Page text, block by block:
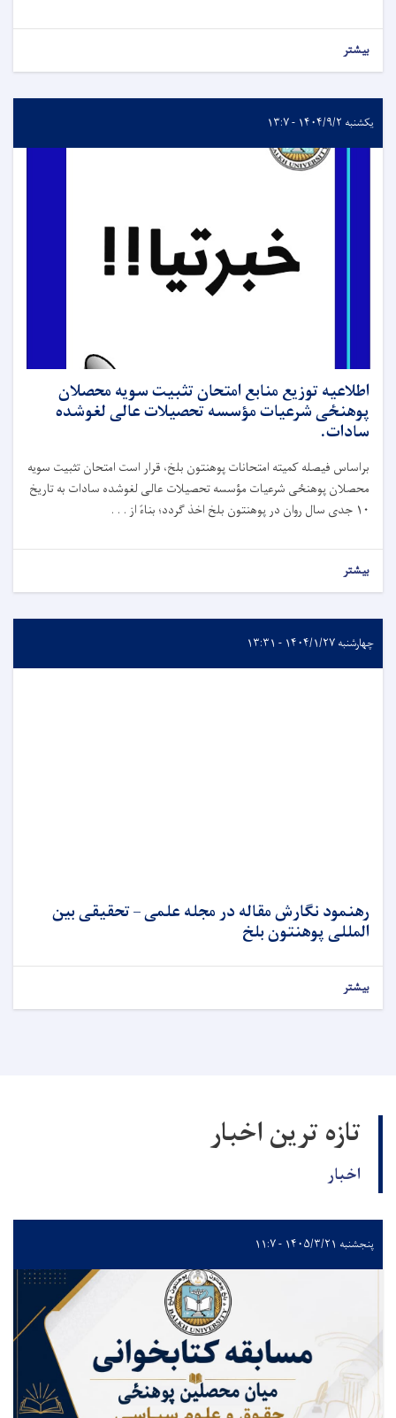
بیشتر
یکشنبه ۱۴۰۴/۹/۲ - ۱۳:۷
اطلاعیه توزیع منابع امتحان تثبیت سویه محصلان
پوهنځی شرعیات مؤسسه تحصیلات عالی لغوشده
سادات.
براساس فیصله کمیته امتحانات پوهنتون بلخ، قرار است امتحان تثبیت سویه
محصلان پوهنځی شرعیات مؤسسه تحصیلات عالی لغوشده سادات به تاریخ
۱۰ جدی سال روان در پوهنتون بلخ اخذ گردد؛ بناءً از . . .
بیشتر
چهارشنبه ۱۴۰۴/۱/۲۷ - ۱۳:۳۱
رهنمود نگارش مقاله در مجله علمی – تحقیقی بین
المللی پوهنتون بلخ
بیشتر
تازه ترین اخبار
اخبار
پنجشنبه ۱۴۰۵/۳/۲۱ - ۱۱:۷